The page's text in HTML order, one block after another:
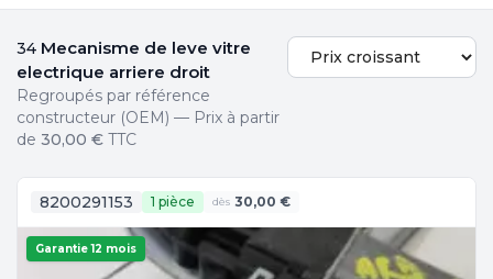
34 Mecanisme de leve vitre
electrique arriere droit
Regroupés par référence
constructeur (OEM) — Prix à partir
de 30,00 € TTC
8200291153 1 pièce dès 30,00 €
Garantie 12 mois